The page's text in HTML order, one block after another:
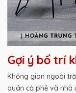
Gợi ý bố trí
Không gian ngoài
quán cà phê và nhà